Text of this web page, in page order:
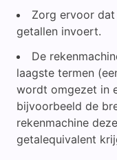
Zorg ervoor
getallen invoert.
De
laagste termen
wordt omgezet in
bijvoorbeeld de
rekenmachine
getalequivalent